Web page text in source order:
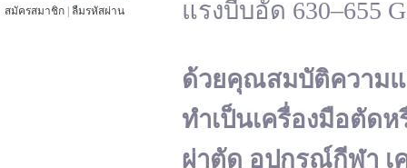
สมัครสมาชิก ลืมรหัสผ่าน
แรงบีบอัด 630–655
ด้วยคุณสมบัติความแ
ทำเป็นเครื่องมือตัดห
ผ่าตัด อุปกรณ์กีฬา เ